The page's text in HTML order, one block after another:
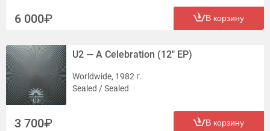
6 000 В корзину
U2 — A Celebration (12" EP)
Worldwide, 1982 г.
Sealed / Sealed
3 700 В корзину